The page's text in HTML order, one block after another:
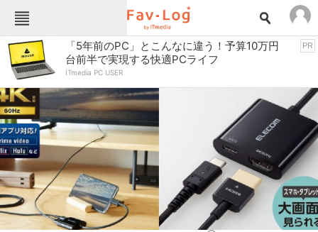
Fav-Logカテゴリー一覧
TOP アウトドア用品
インテリア・収納 おもちゃ・ホビー
カメラ
キッチン用品
コンテンツ・サービス スイーツ・お菓子
スポーツ・レジャー スマホ・携帯電話
パソコン・タブレット ファッション
「5年前のPC」とこんなに違う！予算10万円
台前半で実現する快適PCライフ
ITmedia PC USER
PR